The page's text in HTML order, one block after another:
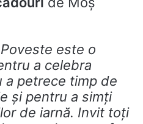
este o
a celebra
a petrece timp de
și pentru a simți
de iarnă. Invit toți